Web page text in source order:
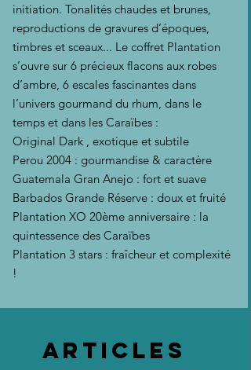
initiation. Tonalités chaudes et brunes,
reproductions de gravures d’époques,
timbres et sceaux... Le coffret Plantation
s’ouvre sur 6 précieux flacons aux robes
d’ambre, 6 escales fascinantes dans
l’univers gourmand du rhum, dans le
temps et dans les Caraïbes :
Original Dark , exotique et subtile
Perou 2004 : gourmandise & caractère
Guatemala Gran Anejo : fort et suave
Barbados Grande Réserve : doux et fruité
Plantation XO 20ème anniversaire : la
quintessence des Caraïbes
Plantation 3 stars : fraîcheur et complexité
!
Articles